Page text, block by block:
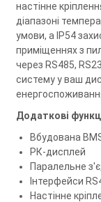
настінне
діапазоні
умови, а IP54
приміщеннях з
через RS485,
систему у ваш
Додаткові
Вбудована
РК-дисплей
Паралельне
Інтерфейси
Настінне